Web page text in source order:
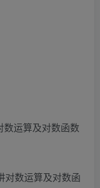
数运算及对数函数
对数运算及对数函